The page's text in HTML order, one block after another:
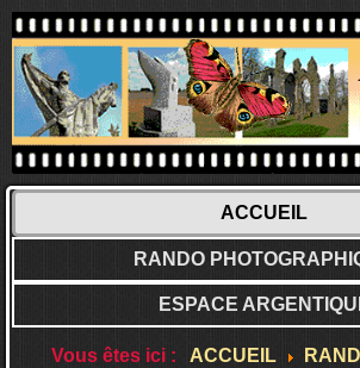
ACCUEIL
RANDO
ESPACE
Vous êtes ici : ACCUEIL